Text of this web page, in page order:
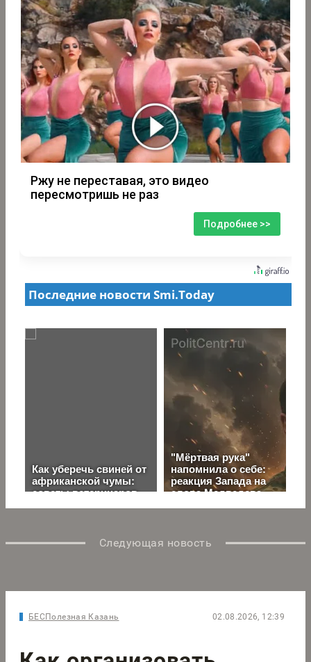
Ржу не переставая, это видео
пересмотришь не раз
Подробнее >>
Следующая новость
БЕСПолезная Казань 02.08.2026, 12:39